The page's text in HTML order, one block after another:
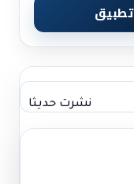
تطبيق
نشرت حديثا